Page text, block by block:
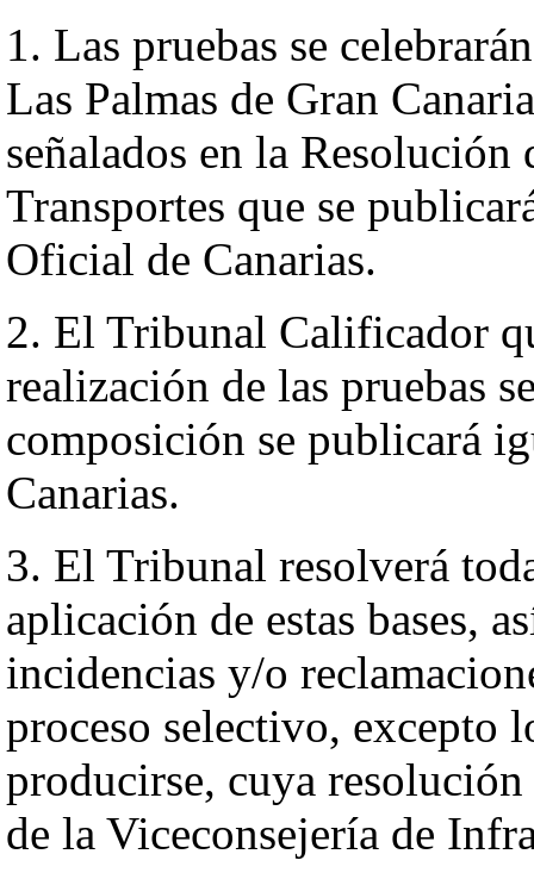
1. Las pruebas se
Las Palmas de Gran
señalados en la
Transportes que se
Oficial de Canarias.
2. El Tribunal Calificador
realización de las pruebas
composición se publicará
Canarias.
3. El Tribunal resolverá
aplicación de estas bases,
incidencias y/o
proceso selectivo, excepto
producirse, cuya
de la Viceconsejería de